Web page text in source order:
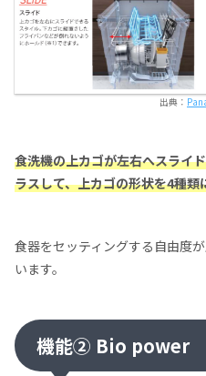
出典：
食洗機の上カゴが左右へスライ
ラスして、上カゴの形状を4種類
食器をセッティングする自由度
います。
機能② Bio power